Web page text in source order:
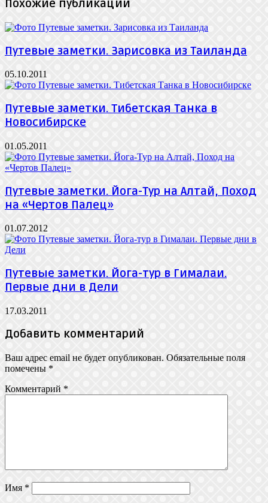
Похожие публикации
Путевые заметки. Зарисовка из Таиланда
05.10.2011
Путевые заметки. Тибетская Танка в
Новосибирске
01.05.2011
Путевые заметки. Йога-Тур на Алтай, Поход
на «Чертов Палец»
01.07.2012
Путевые заметки. Йога-тур в Гималаи.
Первые дни в Дели
17.03.2011
Добавить комментарий
Ваш адрес email не будет опубликован. Обязательные поля
помечены *
Комментарий *
Имя *